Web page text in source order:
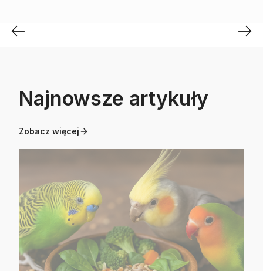
Najnowsze artykuły
Zobacz więcej